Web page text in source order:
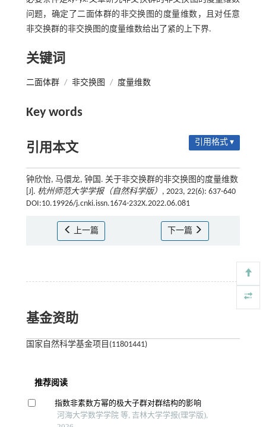
问题，确定了二面体群的非交换图的度量维数，且对任意
非交换群的非交换图的度量维数给出了紧的上下界.
关键词
二面体群 / 非交换图 / 度量维数
Key words
引用本文 引用格式 ▾
钟欣怡, 马儇龙, 钟国. 关于非交换群的非交换图的度量维数
[J]. 杭州师范大学学报（自然科学版） , 2023, 22(6): 637-640
DOI:10.19926/j.cnki.issn.1674-232X.2022.06.081
上一篇 下一篇
基金资助
国家自然科学基金项目(11801441)